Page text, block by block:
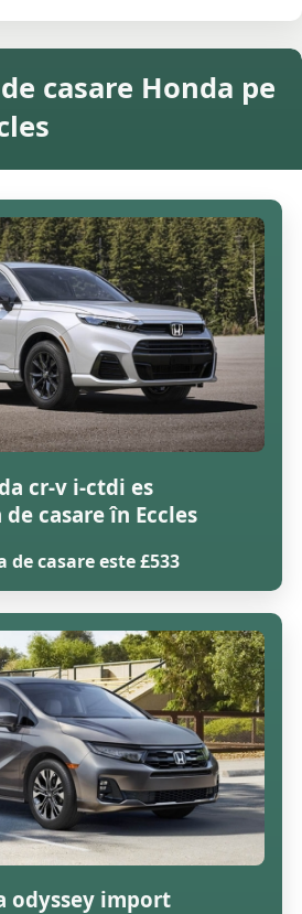
casare Honda pe
cr-v i-ctdi es
casare în Eccles
de casare este £533
odyssey import